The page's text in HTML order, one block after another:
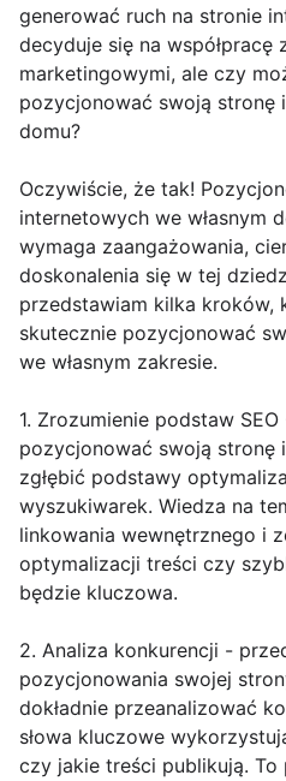
generować ruch na stronie
decyduje się na współpracę
marketingowymi, ale czy
pozycjonować swoją stronę
domu?
Oczywiście, że tak!
internetowych we własnym
wymaga zaangażowania,
doskonalenia się w tej
przedstawiam kilka
skutecznie pozycjonować
we własnym zakresie.
1. Zrozumienie podstaw
pozycjonować swoją stronę
zgłębić podstawy
wyszukiwarek. Wiedza na
linkowania wewnętrznego i
optymalizacji treści czy
będzie kluczowa.
2. Analiza konkurencji -
pozycjonowania swojej
dokładnie przeanalizować
słowa kluczowe
czy jakie treści publikują.